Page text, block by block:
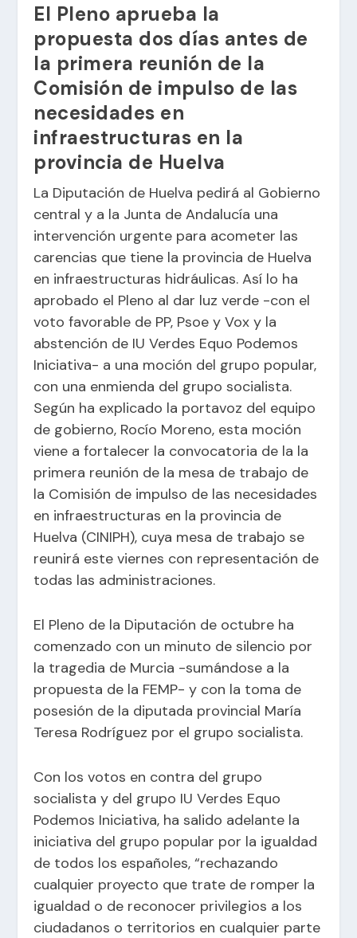
El Pleno aprueba la
propuesta dos días antes de
la primera reunión de la
Comisión de impulso de las
necesidades en
infraestructuras en la
provincia de Huelva
La Diputación de Huelva pedirá al Gobierno
central y a la Junta de Andalucía una
intervención urgente para acometer las
carencias que tiene la provincia de Huelva
en infraestructuras hidráulicas. Así lo ha
aprobado el Pleno al dar luz verde -con el
voto favorable de PP, Psoe y Vox y la
abstención de IU Verdes Equo Podemos
Iniciativa- a una moción del grupo popular,
con una enmienda del grupo socialista.
Según ha explicado la portavoz del equipo
de gobierno, Rocío Moreno, esta moción
viene a fortalecer la convocatoria de la la
primera reunión de la mesa de trabajo de
la Comisión de impulso de las necesidades
en infraestructuras en la provincia de
Huelva (CINIPH), cuya mesa de trabajo se
reunirá este viernes con representación de
todas las administraciones.
El Pleno de la Diputación de octubre ha
comenzado con un minuto de silencio por
la tragedia de Murcia -sumándose a la
propuesta de la FEMP- y con la toma de
posesión de la diputada provincial María
Teresa Rodríguez por el grupo socialista.
Con los votos en contra del grupo
socialista y del grupo IU Verdes Equo
Podemos Iniciativa, ha salido adelante la
iniciativa del grupo popular por la igualdad
de todos los españoles, “rechazando
cualquier proyecto que trate de romper la
igualdad o de reconocer privilegios a los
ciudadanos o territorios en cualquier parte